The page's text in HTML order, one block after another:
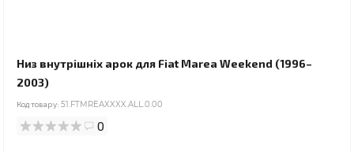
Низ внутрішніх арок для Fiat Marea Weekend (1996–
2003)
Код товару: 51.FTMREAXXXX.ALL.0.00
0